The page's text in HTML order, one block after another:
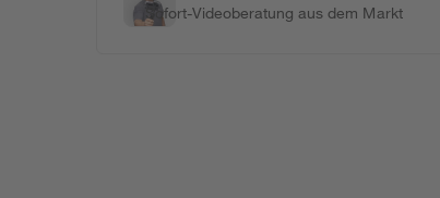
Sofort-Videoberatung aus dem Markt